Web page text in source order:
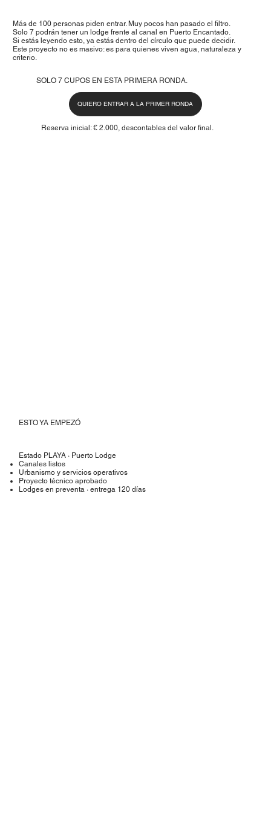
Más de 100 personas piden entrar. Muy pocos han pasado el filtro.
Solo 7 podrán tener un lodge frente al canal en Puerto Encantado.
Si estás leyendo esto, ya estás dentro del círculo que puede decidir.
Este proyecto no es masivo: es para quienes viven agua, naturaleza y
criterio.
SOLO 7 CUPOS EN ESTA PRIMERA RONDA.
QUIERO ENTRAR A LA PRIMER RONDA
Reserva inicial: € 2.000, descontables del valor final.
ESTO YA EMPEZÓ
Estado PLAYA · Puerto Lodge
Canales listos
Urbanismo y servicios operativos
Proyecto técnico aprobado
Lodges en preventa · entrega 120 días